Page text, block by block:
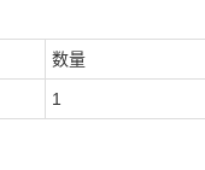
数量
1